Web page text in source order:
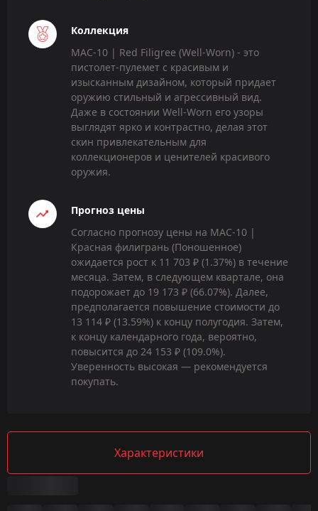
Коллекция
MAC-10 | Red Filigree (Well-Worn) - это
пистолет-пулемет с красивым и
изысканным дизайном, который придает
оружию стильный и агрессивный вид.
Даже в состоянии Well-Worn его узоры
выглядят ярко и контрастно, делая этот
скин привлекательным для
коллекционеров и ценителей красивого
оружия.
Прогноз цены
Согласно прогнозу цены на MAC-10 |
Красная филигрань (Поношенное)
ожидается рост к 11 703 ₽ (1.37%) в течение
месяца. Затем, в следующем квартале, она
подорожает до 19 173 ₽ (66.07%). Далее,
предполагается повышение стоимости до
13 114 ₽ (13.59%) к концу полугодия. Затем,
к концу календарного года, вероятно,
повысится до 24 153 ₽ (109.0%).
Уверенность высокая — рекомендуется
покупать.
Характеристики